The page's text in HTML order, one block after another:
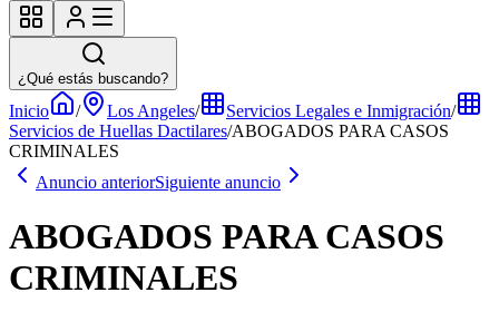
¿Qué estás buscando?
Inicio / Los Angeles/ Servicios Legales e Inmigración/
Servicios de Huellas Dactilares/ABOGADOS PARA CASOS
CRIMINALES
Anuncio anteriorSiguiente anuncio
ABOGADOS PARA CASOS
CRIMINALES